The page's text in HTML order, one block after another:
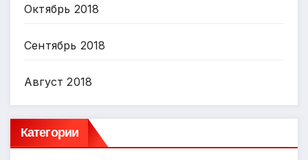
Октябрь 2018
Сентябрь 2018
Август 2018
Категории